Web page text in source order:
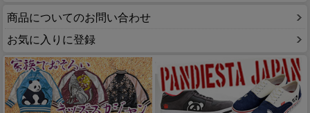
商品についてのお問い合わせ
お気に入りに登録